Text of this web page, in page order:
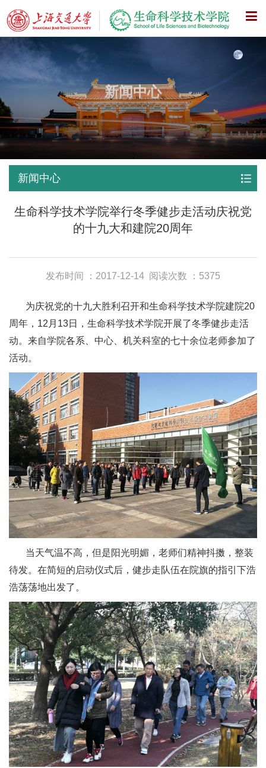
X
新闻中心
新闻中心
生命科学技术学院举行冬季健步走活动庆祝党
的十九大和建院20周年
发布时间 ：2017-12-14 阅读次数 ：5375
为庆祝党的十九大胜利召开和生命科学技术学院建院20
周年，12月13日，生命科学技术学院开展了冬季健步走活
动。来自学院各系、中心、机关科室的七十余位老师参加了
活动。
当天气温不高，但是阳光明媚，老师们精神抖擞，整装
待发。在简短的启动仪式后，健步走队伍在院旗的指引下浩
浩荡荡地出发了。